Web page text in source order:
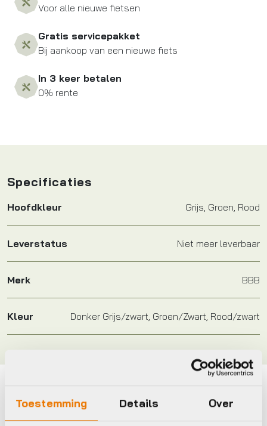
Toestemming Details Over
Voor alle nieuwe fietsen
Gratis servicepakket
Bij aankoop van een nieuwe fiets
In 3 keer betalen
0% rente
Specificaties
Hoofdkleur Grijs, Groen, Rood
Leverstatus Niet meer leverbaar
Merk BBB
Kleur Donker Grijs/zwart, Groen/Zwart, Rood/zwart
Maak je fiets compleet
Bekijk alle accessoires